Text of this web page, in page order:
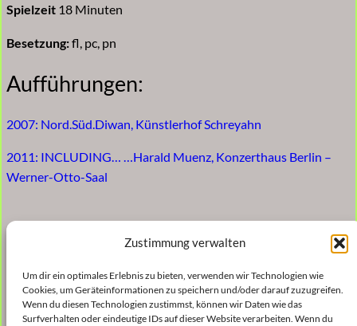
Zustimmung verwalten
Um dir ein optimales Erlebnis zu bieten, verwenden wir Technologien wie
Cookies, um Geräteinformationen zu speichern und/oder darauf zuzugreifen.
Wenn du diesen Technologien zustimmst, können wir Daten wie das
Surfverhalten oder eindeutige IDs auf dieser Website verarbeiten. Wenn du
Spielzeit 18 Minuten
Besetzung:fl, pc, pn
Aufführungen:
2007: Nord.Süd.Diwan, Künstlerhof Schreyahn
2011: INCLUDING… …Harald Muenz, Konzerthaus Berlin –
Werner-Otto-Saal